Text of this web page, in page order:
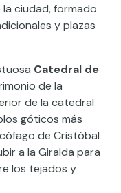
ciudad, formado
y plazas
Catedral de
de la
de la catedral
góticos más
de Cristóbal
a la Giralda para
los tejados y